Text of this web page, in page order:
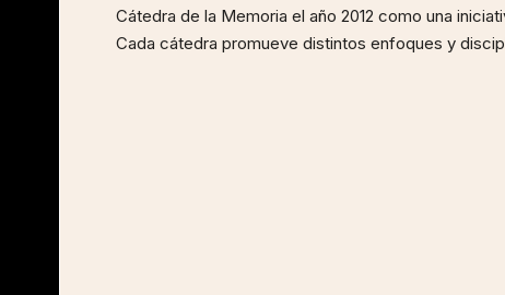
Cátedra de la Memoria el año 2012 como una
Cada cátedra promueve distintos enfoques y